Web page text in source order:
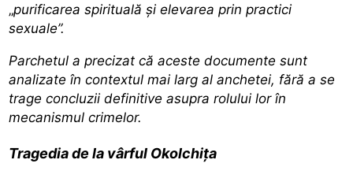
„purificarea spirituală și elevarea prin practici
sexuale”.
Parchetul a precizat că aceste documente sunt
analizate în contextul mai larg al anchetei, fără a se
trage concluzii definitive asupra rolului lor în
mecanismul crimelor.
Tragedia de la vârful Okolchiţa